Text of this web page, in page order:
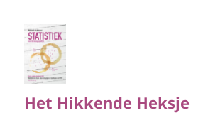
Het Hikkende Heksje